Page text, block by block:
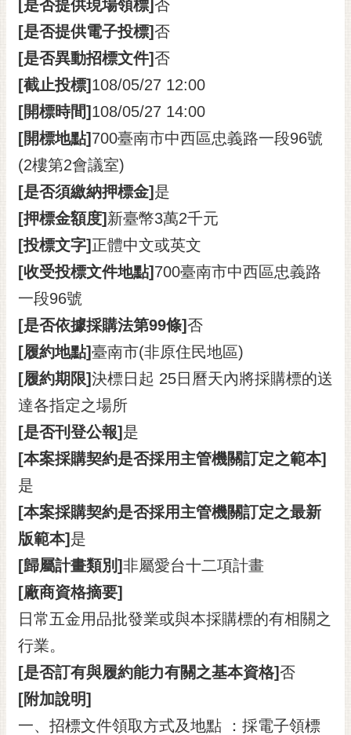
[是否提供現場領標] 否
[是否提供電子投標]否
[是否異動招標文件]否
[截止投標] 108/05/27 12:00
[開標時間] 108/05/27 14:00
[開標地點] 700臺南市中西區忠義路一段96號
(2樓第2會議室)
[是否須繳納押標金] 是
[押標金額度] 新臺幣3萬2千元
[投標文字] 正體中文或英文
[收受投標文件地點] 700臺南市中西區忠義路
一段96號
[是否依據採購法第99條]否
[履約地點]臺南市(非原住民地區)
[履約期限]決標日起 25日曆天內將採購標的送
達各指定之場所
[是否刊登公報] 是
[本案採購契約是否採用主管機關訂定之範本]
是
[本案採購契約是否採用主管機關訂定之最新
版範本] 是
[歸屬計畫類別]非屬愛台十二項計畫
[廠商資格摘要]
日常五金用品批發業或與本採購標的有相關之
行業。
[是否訂有與履約能力有關之基本資格]否
[附加說明]
一、招標文件領取方式及地點 ：採電子領標